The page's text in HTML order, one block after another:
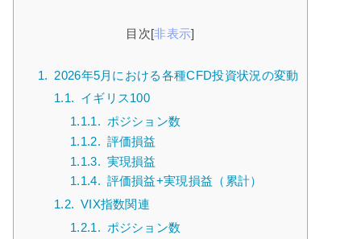
目次[非表示]
1. 2026年5月における各種CFD投資状況の変動
1.1. イギリス100
1.1.1. ポジション数
1.1.2. 評価損益
1.1.3. 実現損益
1.1.4. 評価損益+実現損益（累計）
1.2. VIX指数関連
1.2.1. ポジション数